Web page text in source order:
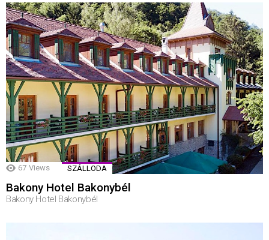
67 Views SZÁLLODA
Bakony Hotel Bakonybél
Bakony Hotel Bakonybél